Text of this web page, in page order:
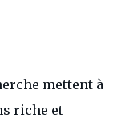
mettent à
riche et